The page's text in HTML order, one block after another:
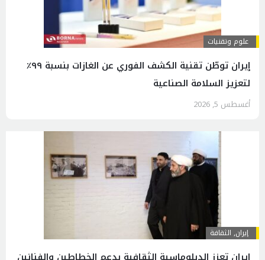
علوم وتقنيات
إيران توطّن تقنية الكشف الفوري عن الغازات بنسبة ٩٩٪
لتعزيز السلامة الصناعية
أغسطس 5, 2026
إيران, الثقافة